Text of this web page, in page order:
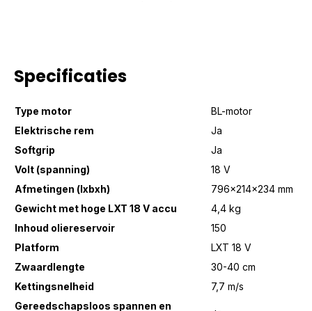
Specificaties
Type motor
BL-motor
Elektrische rem
Ja
Softgrip
Ja
Volt (spanning)
18 V
Afmetingen (lxbxh)
796x214x234 mm
Gewicht met hoge LXT 18 V accu
4,4 kg
Inhoud oliereservoir
150
Platform
LXT 18 V
Zwaardlengte
30-40 cm
Kettingsnelheid
7,7 m/s
Gereedschapsloos spannen en